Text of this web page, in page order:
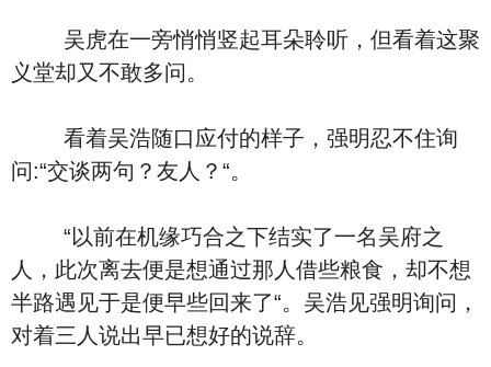
吴虎在一旁悄悄竖起耳朵聆听，但看着这聚
义堂却又不敢多问。
看着吴浩随口应付的样子，强明忍不住询
问:“交谈两句？友人？“。
“以前在机缘巧合之下结实了一名吴府之
人，此次离去便是想通过那人借些粮食，却不想
半路遇见于是便早些回来了“。吴浩见强明询问，
对着三人说出早已想好的说辞。